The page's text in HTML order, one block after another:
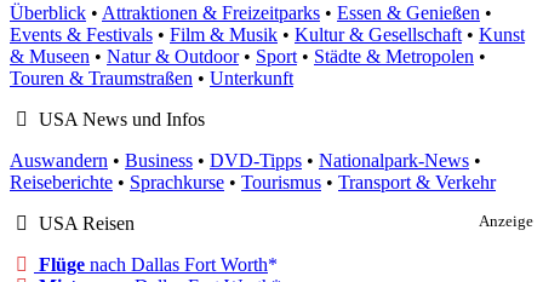
Überblick • Attraktionen & Freizeitparks • Essen & Genießen •
Events & Festivals • Film & Musik • Kultur & Gesellschaft • Kunst
& Museen • Natur & Outdoor• Sport • Städte & Metropolen •
Touren & Traumstraßen • Unterkunft
USA News und Infos
Auswandern • Business • DVD-Tipps • Nationalpark-News •
Reiseberichte • Sprachkurse • Tourismus • Transport & Verkehr
Anzeige
USA Reisen
Flüge nach Dallas Fort Worth